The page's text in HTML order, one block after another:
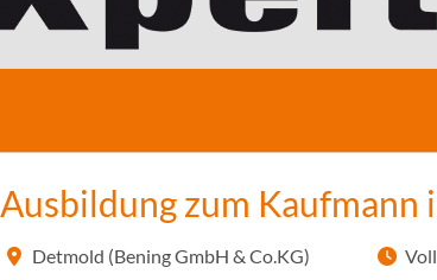
Ausbildung zum Kaufmann
Detmold (Bening GmbH & Co.KG)